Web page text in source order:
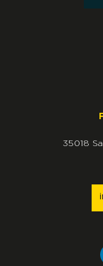
35018